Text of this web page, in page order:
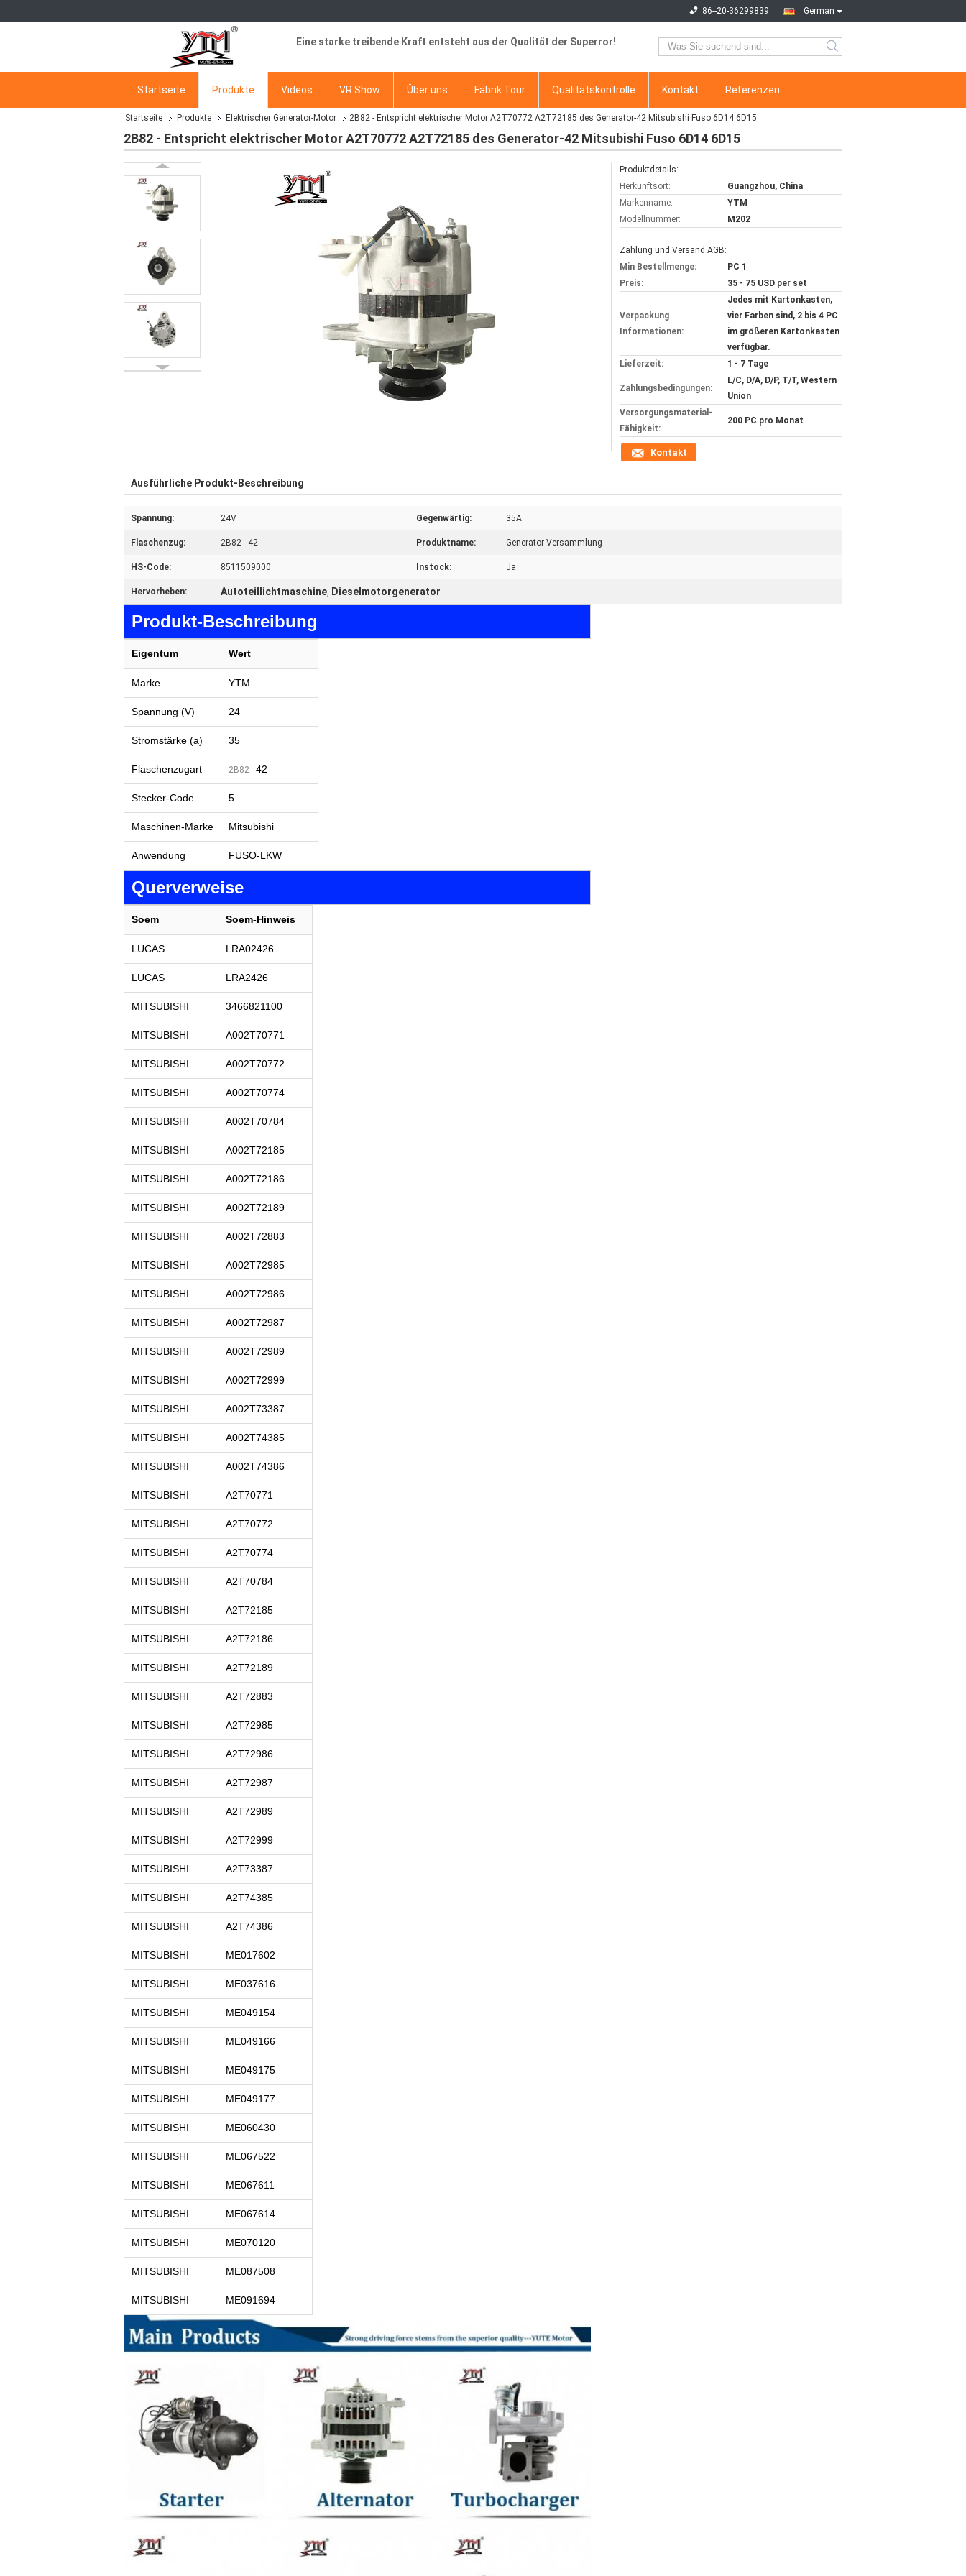
German
86--20-36299839
Eine starke treibende Kraft entsteht aus der Qualität der Superror!
Startseite Produkte Videos VR Show Über uns Fabrik Tour Qualitätskontrolle Kontakt Referenzen
Startseite Produkte Elektrischer Generator-Motor 2B82 - Entspricht elektrischer Motor A2T70772 A2T72185 des Generator-42 Mitsubishi Fuso 6D14 6D15
2B82 - Entspricht elektrischer Motor A2T70772 A2T72185 des Generator-42 Mitsubishi Fuso 6D14 6D15
Produktdetails:
Herkunftsort:
Guangzhou, China
Markenname:
YTM
Modellnummer:
M202
Zahlung und Versand AGB:
Min Bestellmenge:
PC 1
Preis:
35 - 75 USD per set
Verpackung
Informationen:
Jedes mit Kartonkasten,
vier Farben sind, 2 bis 4 PC
im größeren Kartonkasten
verfügbar.
Lieferzeit:
1 - 7 Tage
Zahlungsbedingungen:
L/C, D/A, D/P, T/T, Western
Union
Versorgungsmaterial-
Fähigkeit:
200 PC pro Monat
Kontakt
Ausführliche Produkt-Beschreibung
Spannung: 24V Gegenwärtig: 35A
Flaschenzug: 2B82 - 42 Produktname: Generator-Versammlung
HS-Code: 8511509000 Instock: Ja
Hervorheben: Autoteillichtmaschine, Dieselmotorgenerator
Produkt-Beschreibung
Eigentum Wert
Marke YTM
Spannung (V) 24
Stromstärke (a) 35
Flaschenzugart 2B82 - 42
Stecker-Code 5
Maschinen-Marke Mitsubishi
Anwendung FUSO-LKW
Querverweise
Soem Soem-Hinweis
LUCAS LRA02426
LUCAS LRA2426
MITSUBISHI 3466821100
MITSUBISHI A002T70771
MITSUBISHI A002T70772
MITSUBISHI A002T70774
MITSUBISHI A002T70784
MITSUBISHI A002T72185
MITSUBISHI A002T72186
MITSUBISHI A002T72189
MITSUBISHI A002T72883
MITSUBISHI A002T72985
MITSUBISHI A002T72986
MITSUBISHI A002T72987
MITSUBISHI A002T72989
MITSUBISHI A002T72999
MITSUBISHI A002T73387
MITSUBISHI A002T74385
MITSUBISHI A002T74386
MITSUBISHI A2T70771
MITSUBISHI A2T70772
MITSUBISHI A2T70774
MITSUBISHI A2T70784
MITSUBISHI A2T72185
MITSUBISHI A2T72186
MITSUBISHI A2T72189
MITSUBISHI A2T72883
MITSUBISHI A2T72985
MITSUBISHI A2T72986
MITSUBISHI A2T72987
MITSUBISHI A2T72989
MITSUBISHI A2T72999
MITSUBISHI A2T73387
MITSUBISHI A2T74385
MITSUBISHI A2T74386
MITSUBISHI ME017602
MITSUBISHI ME037616
MITSUBISHI ME049154
MITSUBISHI ME049166
MITSUBISHI ME049175
MITSUBISHI ME049177
MITSUBISHI ME060430
MITSUBISHI ME067522
MITSUBISHI ME067611
MITSUBISHI ME067614
MITSUBISHI ME070120
MITSUBISHI ME087508
MITSUBISHI ME091694